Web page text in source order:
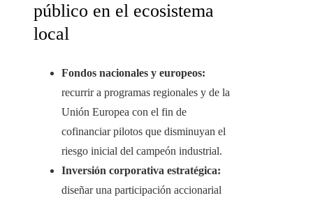
público en el ecosistema
local
Fondos nacionales y europeos:
recurrir a programas regionales y de la
Unión Europea con el fin de
cofinanciar pilotos que disminuyan el
riesgo inicial del campeón industrial.
Inversión corporativa estratégica:
diseñar una participación accionarial